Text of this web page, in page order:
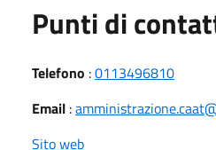
Punti di
Telefono :0113496810
Email :
Sito web